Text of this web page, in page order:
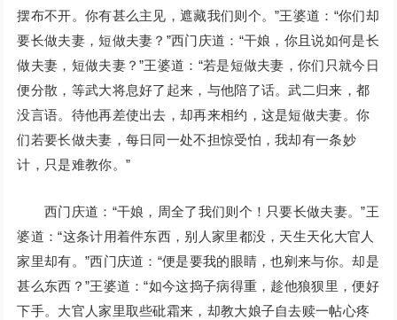
摆布不开。你有甚么主见，遮藏我们则个。”王婆道：“你们却
要长做夫妻，短做夫妻？”西门庆道：“干娘，你且说如何是长
做夫妻，短做夫妻？”王婆道：“若是短做夫妻，你们只就今日
便分散，等武大将息好了起来，与他陪了话。武二归来，都
没言语。待他再差使出去，却再来相约，这是短做夫妻。你
们若要长做夫妻，每日同一处不担惊受怕，我却有一条妙
计，只是难教你。”
西门庆道：“干娘，周全了我们则个！只要长做夫妻。”王
婆道：“这条计用着件东西，别人家里都没，天生天化大官人
家里却有。”西门庆道：“便是要我的眼睛，也剜来与你。却是
甚么东西？”王婆道：“如今这捣子病得重，趁他狼狈里，便好
下手。大官人家里取些砒霜来，却教大娘子自去赎一帖心疼